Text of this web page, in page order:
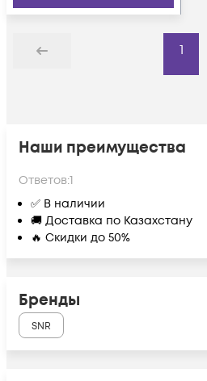
Назад
1
Наши преимущества
Ответов:1
✅ В наличии
🚚 Доставка по Казахстану
🔥 Скидки до 50%
Бренды
SNR